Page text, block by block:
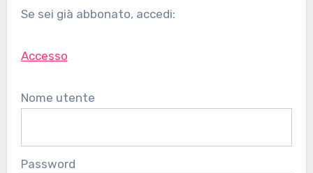
Se sei già abbonato, accedi:
Accesso
Nome utente
Password